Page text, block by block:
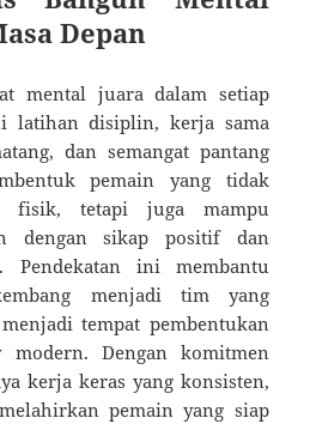
Depan
mental juara dalam setiap
latihan disiplin, kerja sama
dan semangat pantang
pemain yang tidak
fisik, tetapi juga mampu
dengan sikap positif dan
Pendekatan ini membantu
menjadi tim yang
tempat pembentukan
Dengan komitmen
kerja keras yang konsisten,
pemain yang siap